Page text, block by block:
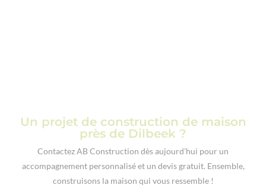
Un projet de construction de maison
près de Dilbeek ?
Contactez AB Construction dès aujourd’hui pour un
accompagnement personnalisé et un devis gratuit. Ensemble,
construisons la maison qui vous ressemble !